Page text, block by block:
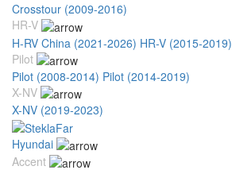
Crosstour (2009-2016)
HR-V
H-RV China (2021-2026) HR-V (2015-2019)
Pilot
Pilot (2008-2014) Pilot (2014-2019)
X-NV
X-NV (2019-2023)
Hyundai
Accent